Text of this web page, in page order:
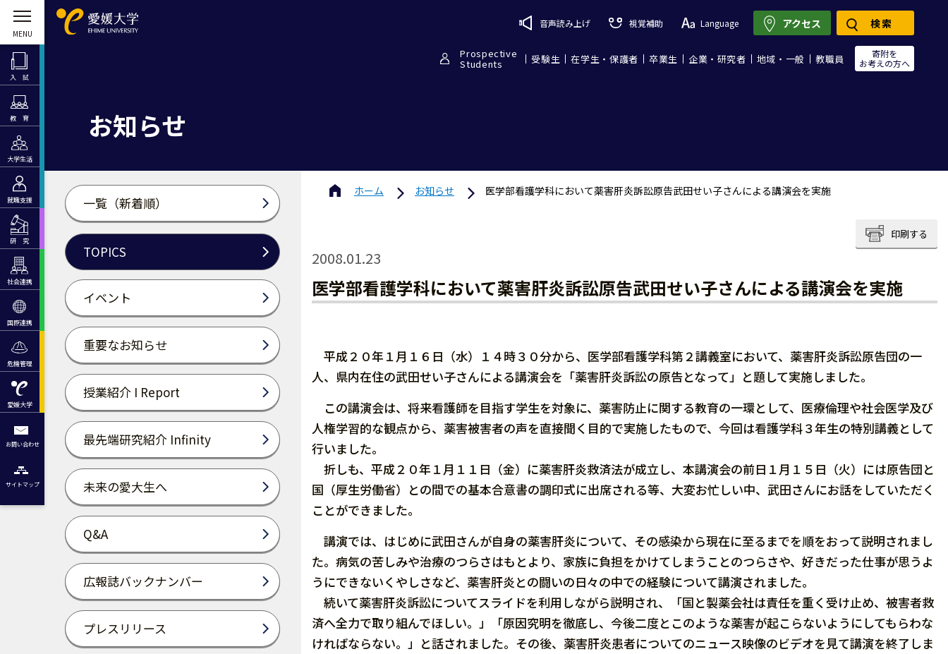
入 試
教 育
大学生活
就職支援
研 究
社会連携
国際連携
危機管理
愛媛大学
お問い合わせ
サイトマップ
音声読み上げ 視覚補助 Language
Prospective
Students 受験生 在学生・保護者 卒業生 企業・研究者 地域・一般 教職員
寄附を
お考えの方へ
アクセス 検索
お知らせ
一覧（新着順）
TOPICS
イベント
重要なお知らせ
授業紹介 I Report
最先端研究紹介 Infinity
未来の愛大生へ
Q&A
広報誌バックナンバー
プレスリリース
ホーム お知らせ 医学部看護学科において薬害肝炎訴訟原告武田せい子さんによる講演会を実施
印刷する
2008.01.23
医学部看護学科において薬害肝炎訴訟原告武田せい子さんによる講演会を実施
平成２０年１月１６日（水）１４時３０分から、医学部看護学科第２講義室において、薬害肝炎訴訟原告団の一
人、県内在住の武田せい子さんによる講演会を「薬害肝炎訴訟の原告となって」と題して実施しました。
この講演会は、将来看護師を目指す学生を対象に、薬害防止に関する教育の一環として、医療倫理や社会医学及び
人権学習的な観点から、薬害被害者の声を直接聞く目的で実施したもので、今回は看護学科３年生の特別講義として
行いました。
折しも、平成２０年１月１１日（金）に薬害肝炎救済法が成立し、本講演会の前日１月１５日（火）には原告団と
国（厚生労働省）との間での基本合意書の調印式に出席される等、大変お忙しい中、武田さんにお話をしていただく
ことができました。
講演では、はじめに武田さんが自身の薬害肝炎について、その感染から現在に至るまでを順をおって説明されまし
た。病気の苦しみや治療のつらさはもとより、家族に負担をかけてしまうことのつらさや、好きだった仕事が思うよ
うにできないくやしさなど、薬害肝炎との闘いの日々の中での経験について講演されました。
続いて薬害肝炎訴訟についてスライドを利用しながら説明され、「国と製薬会社は責任を重く受け止め、被害者救
済へ全力で取り組んでほしい。」「原因究明を徹底し、今後二度とこのような薬害が起こらないようにしてもらわな
ければならない。」と話されました。その後、薬害肝炎患者についてのニュース映像のビデオを見て講演を終了しま